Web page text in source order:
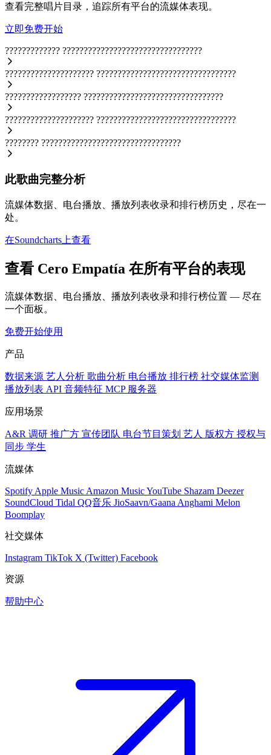
查看完整唱片目录，追踪所有平台的流媒体表现。
立即免费开始
????????????? ?????????????????????????????????
????????????????????? ?????????????????????????????????
?????????????????? ?????????????????????????????????
????????????????????? ?????????????????????????????????
???????? ?????????????????????????????????
此歌曲完整分析
流媒体数据、电台播放、播放列表收录和排行榜历史，尽在一
处。
在Soundcharts上查看
查看 Cero Empatía 在所有平台的表现
流媒体数据、电台播放、播放列表收录和排行榜位置 — 尽在
一个面板。
免费开始使用
产品
数据来源 艺人分析 歌曲分析 电台播放 排行榜 社交媒体监测
播放列表 API 音频特征 MCP 服务器
应用场景
A&R 调研 推广方 宣传团队 电台节目策划 艺人 版权方 授权与
同步 学生
流媒体
Spotify Apple Music Amazon MusicYouTube Shazam Deezer
SoundCloud Tidal QQ音乐 JioSaavn/Gaana Anghami Melon
Boomplay
社交媒体
Instagram TikTok X (Twitter) Facebook
资源
帮助中心